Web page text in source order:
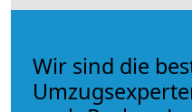
Wir sind die